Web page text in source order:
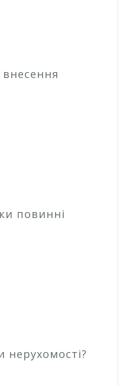
внесення
повинні
нерухомості?